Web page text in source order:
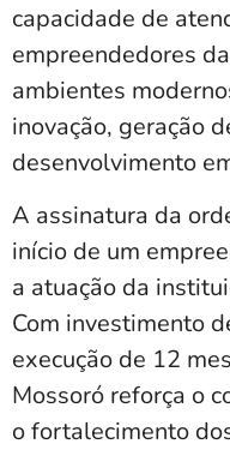
capacidade de
empreendedores
ambientes
inovação, geração
desenvolvimento
A assinatura da
início de um
a atuação da
Com investimento
execução de 12
Mossoró reforça o
o fortalecimento